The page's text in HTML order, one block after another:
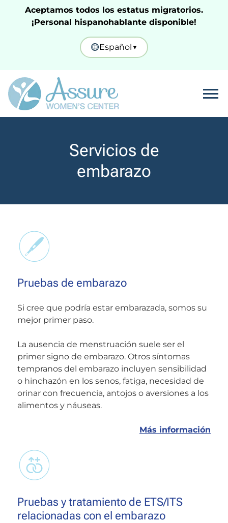
Aceptamos todos los estatus migratorios.
¡Personal hispanohablante disponible!
Español ▼
Servicios de
embarazo
Pruebas de embarazo
Si cree que podría estar embarazada, somos su
mejor primer paso.
La ausencia de menstruación suele ser el
primer signo de embarazo. Otros síntomas
tempranos del embarazo incluyen sensibilidad
o hinchazón en los senos, fatiga, necesidad de
orinar con frecuencia, antojos o aversiones a los
alimentos y náuseas.
Más información
Pruebas y tratamiento de ETS/ITS
relacionadas con el embarazo